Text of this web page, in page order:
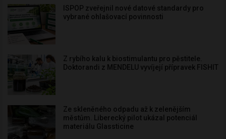
ISPOP zveřejnil nové datové standardy pro
vybrané ohlašovací povinnosti
Z rybího kalu k biostimulantu pro pěstitele.
Doktorandi z MENDELU vyvíjejí přípravek FISHIT
Ze skleněného odpadu až k zelenějším
městům. Liberecký pilot ukázal potenciál
materiálu Glassticine